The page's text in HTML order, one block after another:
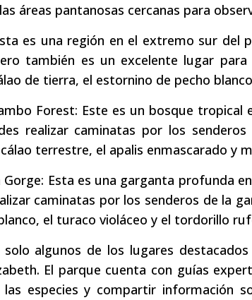
áreas pantanosas cercanas para
es una región en el extremo sur
también es un excelente lugar
de tierra, el estornino de pecho
Forest: Este es un bosque tropical
realizar caminatas por los
terrestre, el apalis enmascarado y
Gorge: Esta es una garganta profunda
caminatas por los senderos de la
el turaco violáceo y el tordorillo
solo algunos de los lugares
El parque cuenta con guías
las especies y compartir información